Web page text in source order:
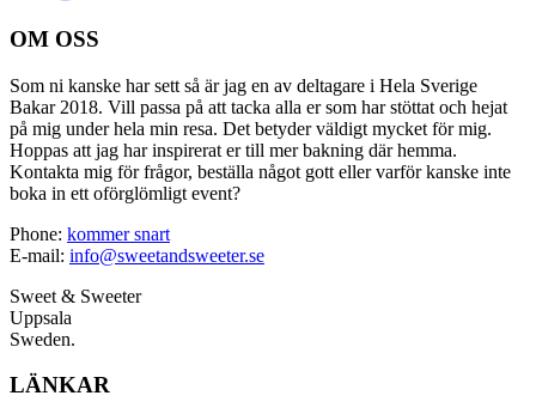
OM OSS
Som ni kanske har sett så är jag en av deltagare i Hela Sverige
Bakar 2018. Vill passa på att tacka alla er som har stöttat och hejat
på mig under hela min resa. Det betyder väldigt mycket för mig.
Hoppas att jag har inspirerat er till mer bakning där hemma.
Kontakta mig för frågor, beställa något gott eller varför kanske inte
boka in ett oförglömligt event?
Phone: kommer snart
E-mail: info@sweetandsweeter.se
Sweet & Sweeter
Uppsala
Sweden.
LÄNKAR